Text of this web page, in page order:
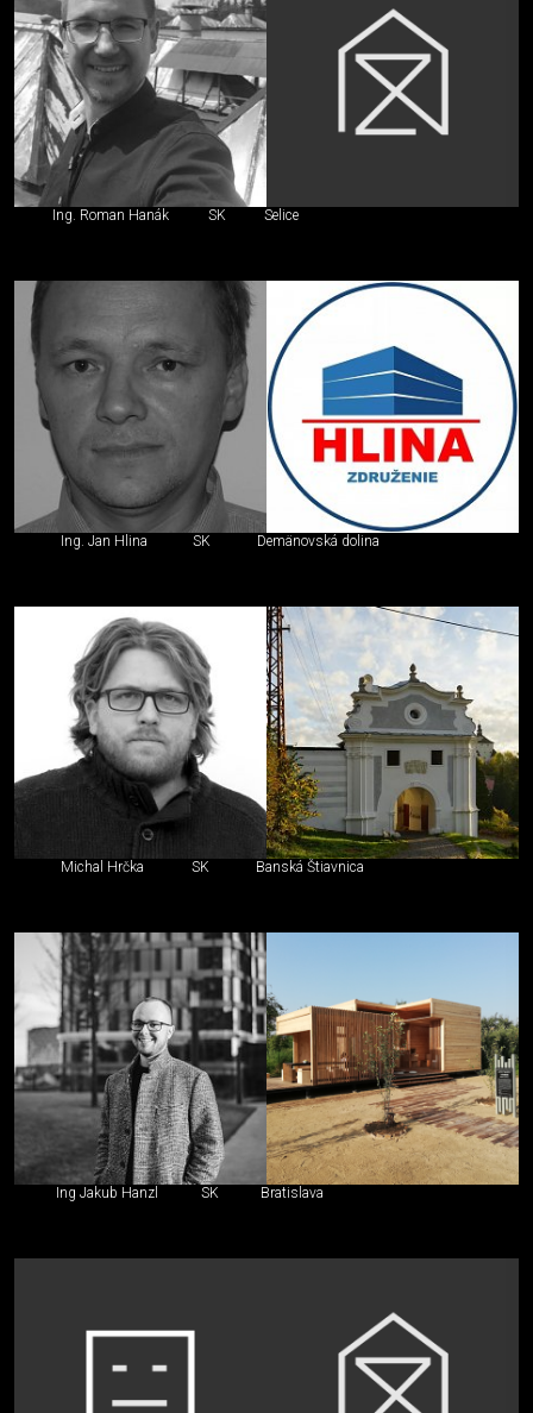
Ing. Roman Hanák SK Selice
Ing. Jan Hlina SK Demänovská dolina
Michal Hrčka SK Banská Štiavnica
Ing Jakub Hanzl SK Bratislava